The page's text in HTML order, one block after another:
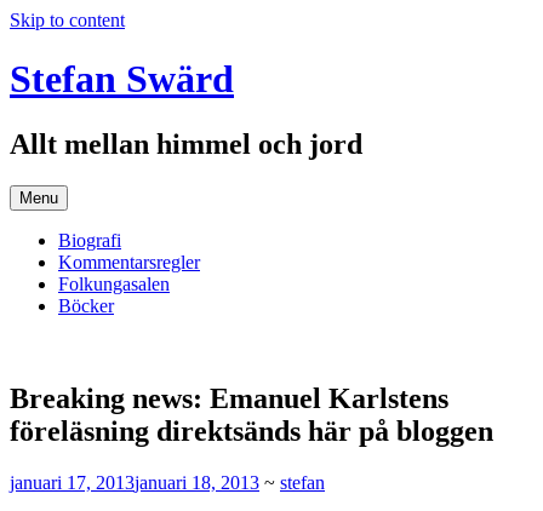
Skip to content
Stefan Swärd
Allt mellan himmel och jord
Menu
Biografi
Kommentarsregler
Folkungasalen
Böcker
Breaking news: Emanuel Karlstens
föreläsning direktsänds här på bloggen
januari 17, 2013januari 18, 2013 ~ stefan